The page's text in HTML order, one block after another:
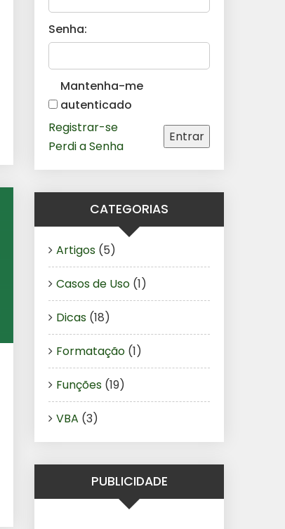
Senha:
Mantenha-me
autenticado
Entrar
Registrar-se
Perdi a Senha
CATEGORIAS
Artigos (5)
Casos de Uso (1)
Dicas (18)
Formatação (1)
Funções (19)
VBA (3)
PUBLICIDADE